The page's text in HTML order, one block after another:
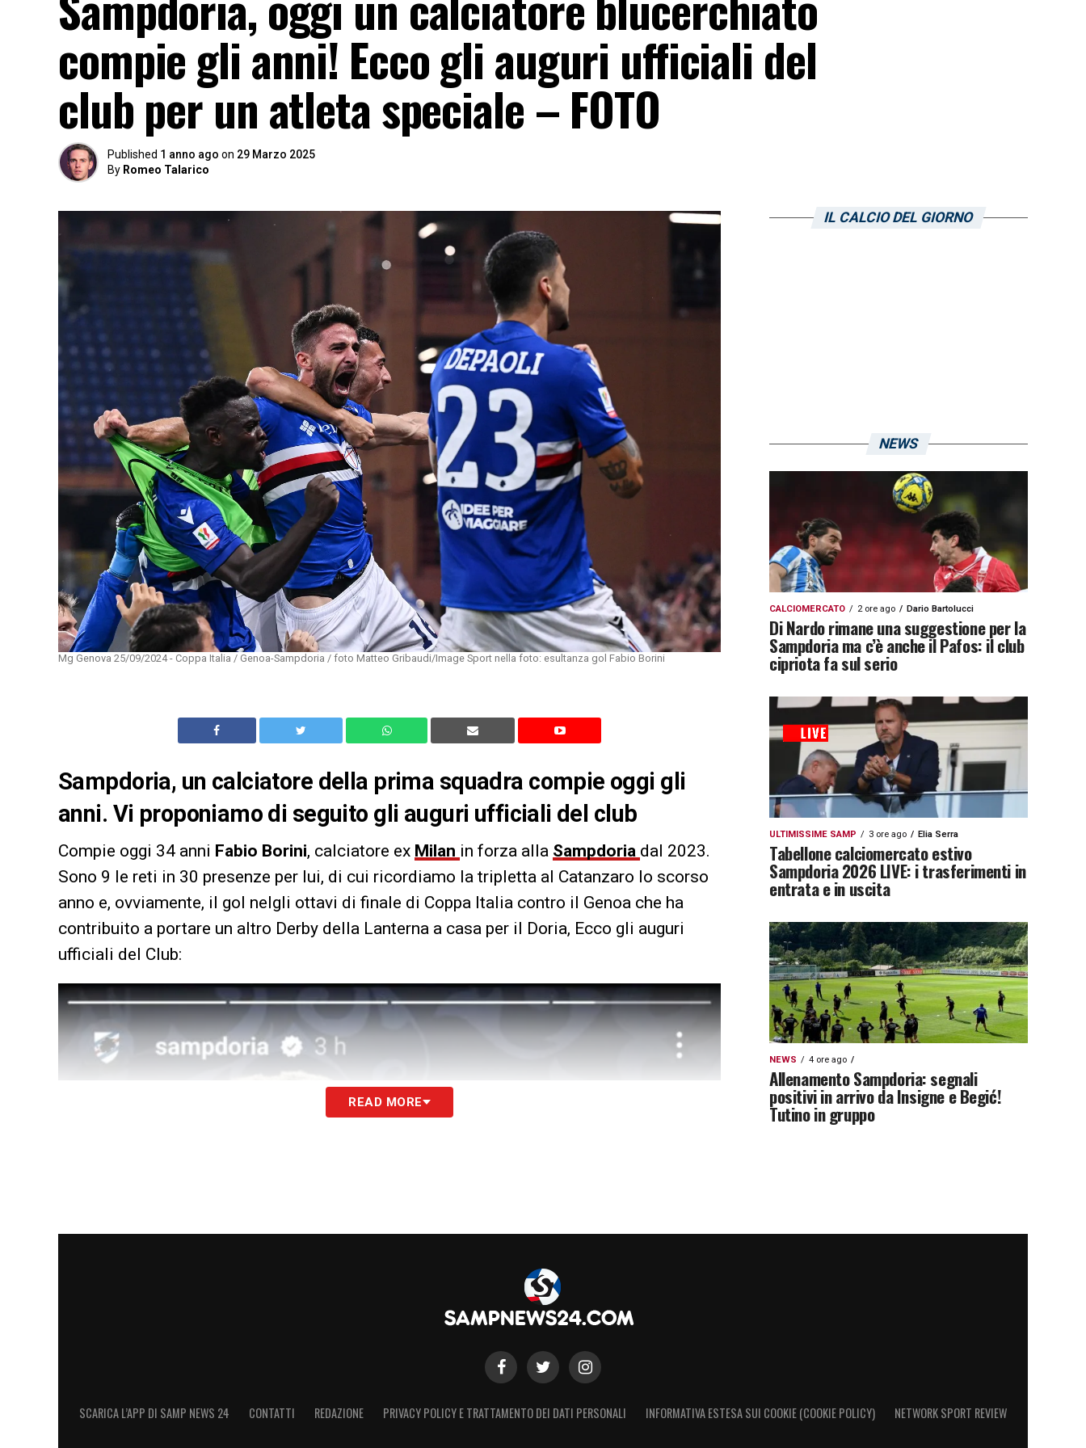
compie gli anni! Ecco gli auguri ufficiali del
club per un atleta speciale – FOTO
Published 1 anno ago on 29 Marzo 2025
By Romeo Talarico
Mg Genova 25/09/2024 - Coppa Italia / Genoa-Sampdoria / foto Matteo Gribaudi/Image Sport nella foto: esultanza gol Fabio Borini
Sampdoria, un calciatore della prima squadra compie oggi gli
anni. Vi proponiamo di seguito gli auguri ufficiali del club
Compie oggi 34 anni Fabio Borini, calciatore ex Milan in forza alla Sampdoria dal 2023.
Sono 9 le reti in 30 presenze per lui, di cui ricordiamo la tripletta al Catanzaro lo scorso
anno e, ovviamente, il gol nelgli ottavi di finale di Coppa Italia contro il Genoa che ha
contribuito a portare un altro Derby della Lanterna a casa per il Doria, Ecco gli auguri
ufficiali del Club:
READ MORE
IL CALCIO DEL GIORNO
NEWS
CALCIOMERCATO 2 ore ago Dario Bartolucci
Di Nardo rimane una suggestione per la
Sampdoria ma c’è anche il Pafos: il club
cipriota fa sul serio
ULTIMISSIME SAMP 3 ore ago Elia Serra
Tabellone calciomercato estivo
Sampdoria 2026 LIVE: i trasferimenti in
entrata e in uscita
NEWS 4 ore ago
Allenamento Sampdoria: segnali
positivi in arrivo da Insigne e Begić!
Tutino in gruppo
SCARICA L’APP DI SAMP NEWS 24 CONTATTI REDAZIONE PRIVACY POLICY E TRATTAMENTO DEI DATI PERSONALI INFORMATIVA ESTESA SUI COOKIE (COOKIE POLICY) NETWORK SPORT REVIEW